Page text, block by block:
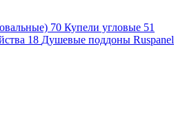
70 Купели угловые 51
18 Душевые поддоны Ruspanel